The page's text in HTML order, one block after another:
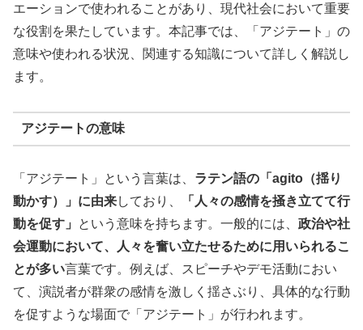
エーションで使われることがあり、現代社会において重要
な役割を果たしています。本記事では、「アジテート」の
意味や使われる状況、関連する知識について詳しく解説し
ます。
アジテートの意味
「アジテート」という言葉は、 ラテン語の「agito（揺り
動かす）」に由来しており、
「人々の感情を掻き立てて行
動を促す」
という意味を持ちます。一般的には、 政治や社
会運動において、人々を奮い立たせるために用いられるこ
とが多い言葉です。例えば、スピーチやデモ活動におい
て、演説者が群衆の感情を激しく揺さぶり、具体的な行動
を促すような場面で「アジテート」が行われます。